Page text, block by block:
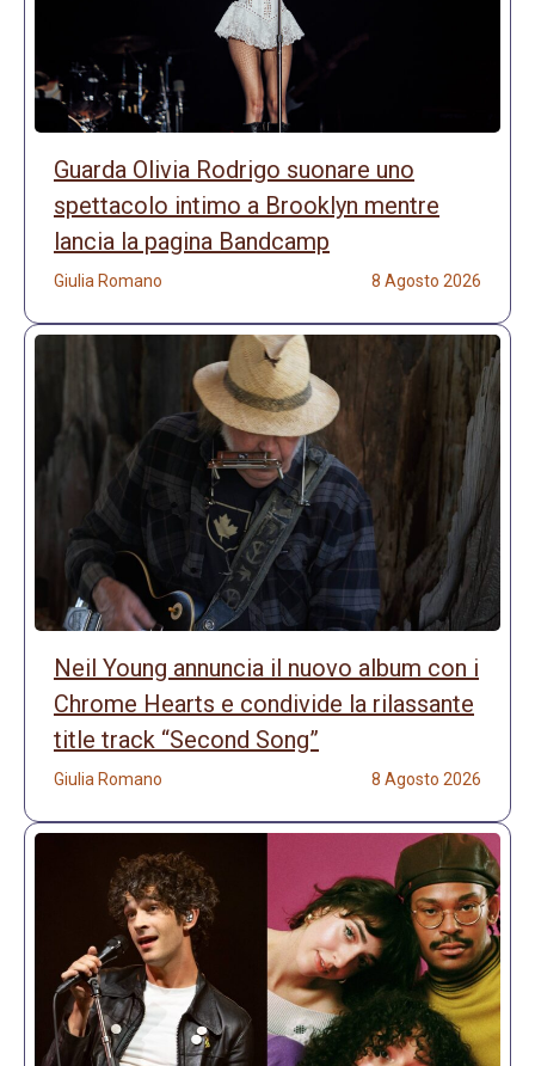
Guarda Olivia Rodrigo suonare uno
spettacolo intimo a Brooklyn mentre
lancia la pagina Bandcamp
Giulia Romano 8 Agosto 2026
Neil Young annuncia il nuovo album con i
Chrome Hearts e condivide la rilassante
title track “Second Song”
Giulia Romano 8 Agosto 2026